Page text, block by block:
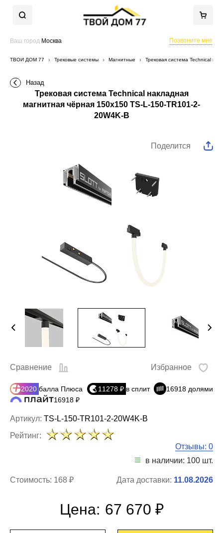
Ваш город Москва Позвоните мне
ТВОЙ ДОМ 77 Трековые системы Магнитные Трековая система Technical
Назад
Трековая система Technical накладная
магнитная чёрная 150x150 TS-L-150-TR101-2-
20W4K-B
Поделится
Артикул: TS-L-150-TR101-2-20W4K-B
Сравнение Избранное
2020 балла Плюса 11278 ₽ в сплит
16918 долями
16918 ₽
Рейтинг:
Отзывы: 0
в наличии: 100 шт.
Стоимость: 168 ₽ Дата доставки: 11.08.2026
Цена: 67 670 ₽